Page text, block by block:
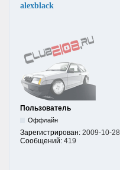
alexblack
Пользователь
Оффлайн
Зарегистрирован: 2009-10-28
Сообщений: 419